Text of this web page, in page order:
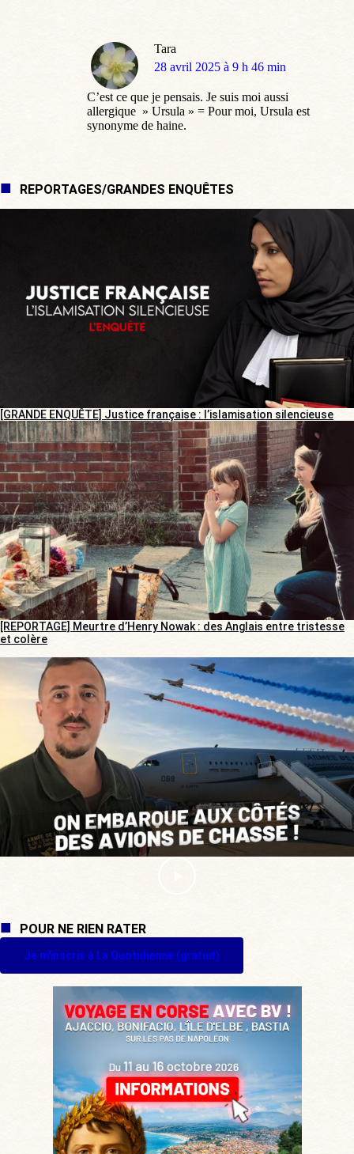
Tara
dit
28 avril 2025 à 9 h 46 min
C’est ce que je pensais. Je suis moi aussi
allergique » Ursula » = Pour moi, Ursula est
synonyme de haine.
REPORTAGES/GRANDES ENQUÊTES
[GRANDE ENQUÊTE] Justice française : l’islamisation silencieuse
[REPORTAGE] Meurtre d’Henry Nowak : des Anglais entre tristesse
et colère
POUR NE RIEN RATER
Je m'inscris à La Quotidienne (gratuit)